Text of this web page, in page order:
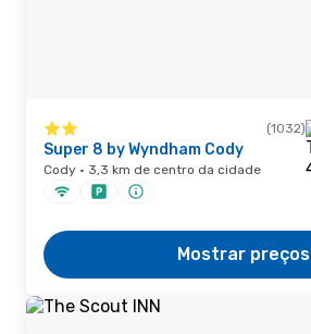
(1032)
Super 8 by Wyndham Cody
Cody · 3,3 km de centro da cidade
Mostrar preços